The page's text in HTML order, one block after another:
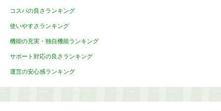
コスパの良さランキング
使いやすさランキング
機能の充実・独自機能ランキング
サポート対応の良さランキング
運営の安心感ランキング